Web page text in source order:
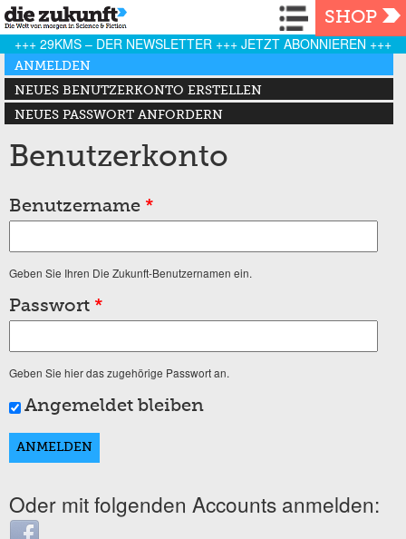
Navigation
SHOP
+++ 29KMS – DER NEWSLETTER +++ JETZT ABONNIEREN +++
Haupt-Reiter
ANMELDEN
(AKTIVER REITER)
NEUES BENUTZERKONTO ERSTELLEN
NEUES PASSWORT ANFORDERN
Benutzerkonto
Benutzername *
Geben Sie Ihren Die Zukunft-Benutzernamen ein.
Passwort *
Geben Sie hier das zugehörige Passwort an.
Angemeldet bleiben
Oder mit folgenden Accounts anmelden:
Login with Facebook